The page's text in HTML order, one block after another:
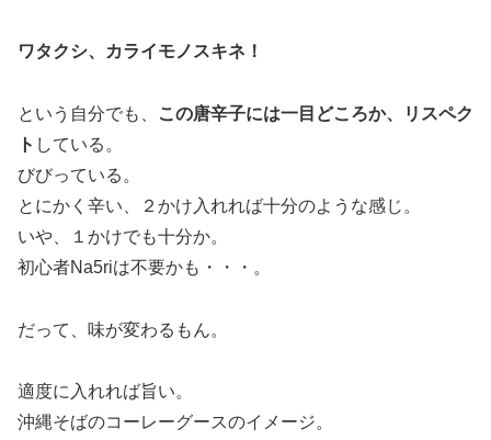
ワタクシ、カライモノスキネ！
という自分でも、
この唐辛子には一目どころか、リスペク
ト している。
びびっている。
とにかく辛い、２かけ入れれば十分のような感じ。
いや、１かけでも十分か。
初心者Na5riは不要かも・・・。
だって、味が変わるもん。
適度に入れれば旨い。
沖縄そばのコーレーグースのイメージ。